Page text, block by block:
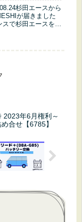
杉田エースから
が届きました
で杉田エースをチ
2023年6月権利～
合せ【6785】